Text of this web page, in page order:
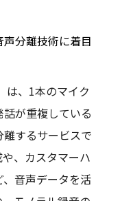
分離技術に着目
、1本のマイク
が重複している
するサービスで
、カスタマーハ
音声データを活